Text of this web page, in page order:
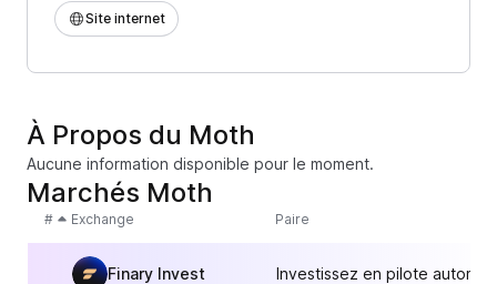
Site internet
À Propos du Moth
Aucune information disponible pour le moment.
Marchés Moth
# Exchange Paire
Finary Invest Investissez en pilote